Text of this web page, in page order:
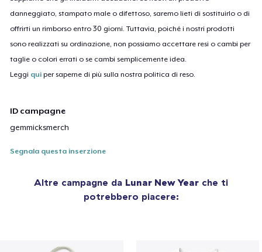
danneggiato, stampato male o difettoso, saremo lieti di sostituirlo o di
offrirti un rimborso entro 30 giorni. Tuttavia, poiché i nostri prodotti
sono realizzati su ordinazione, non possiamo accettare resi o cambi per
taglie o colori errati o se cambi semplicemente idea.
Leggi qui per saperne di più sulla nostra politica di reso.
ID campagne
gemmicksmerch
Segnala questa inserzione
Altre campagne da Lunar New Year che ti
potrebbero piacere: